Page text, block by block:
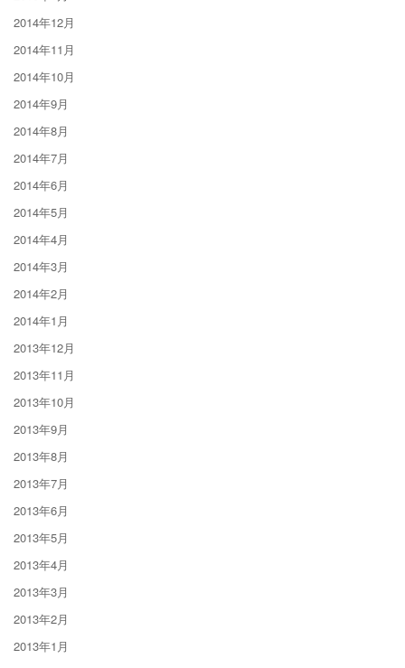
2014年12月
2014年11月
2014年10月
2014年9月
2014年8月
2014年7月
2014年6月
2014年5月
2014年4月
2014年3月
2014年2月
2014年1月
2013年12月
2013年11月
2013年10月
2013年9月
2013年8月
2013年7月
2013年6月
2013年5月
2013年4月
2013年3月
2013年2月
2013年1月